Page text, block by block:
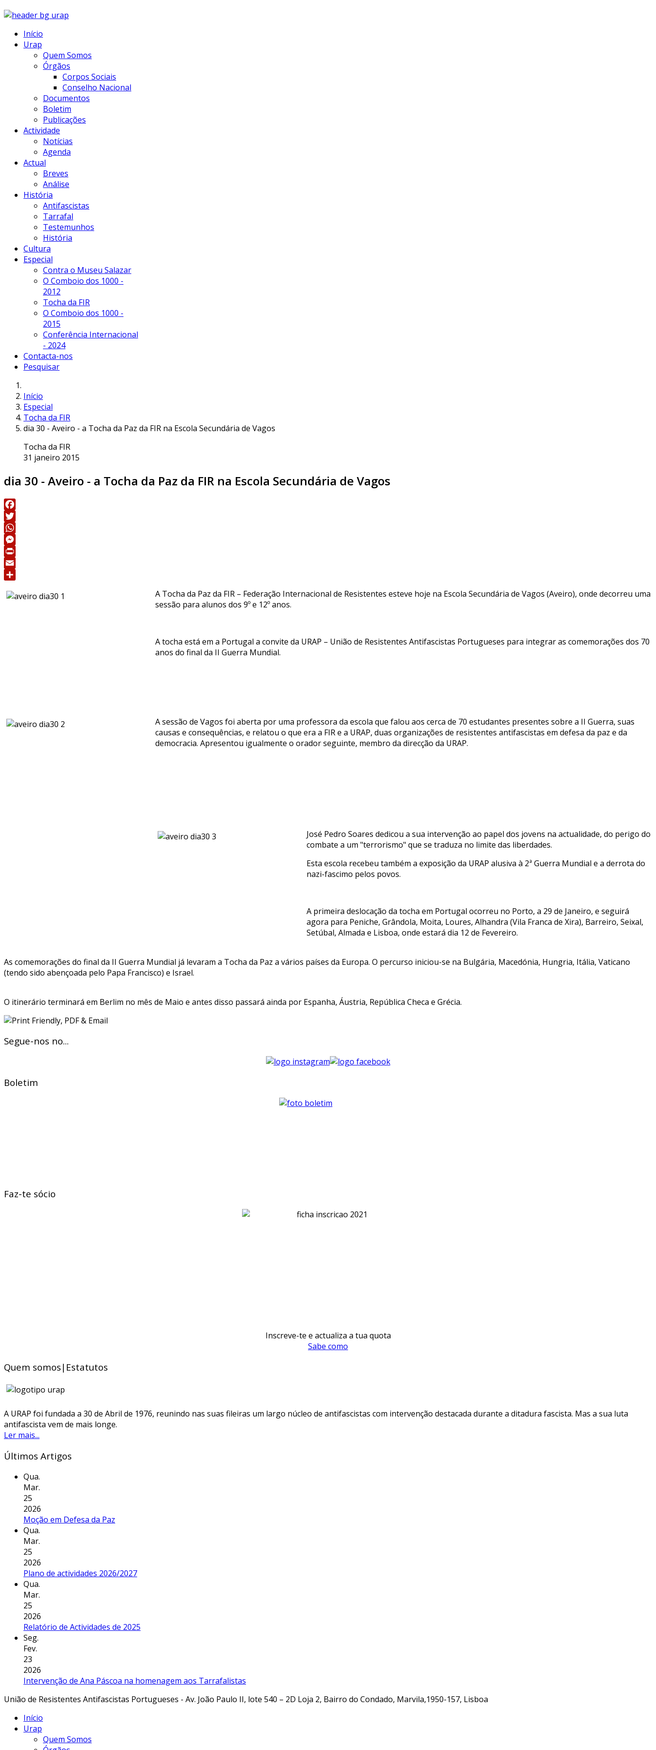
Início
Urap
Quem Somos
Órgãos
Corpos Sociais
Conselho Nacional
Documentos
Boletim
Publicações
Actividade
Notícias
Agenda
Actual
Breves
Análise
História
Antifascistas
Tarrafal
Testemunhos
História
Cultura
Especial
Contra o Museu Salazar
O Comboio dos 1000 -
2012
Tocha da FIR
O Comboio dos 1000 -
2015
Conferência Internacional
- 2024
Contacta-nos
Pesquisar
Início
Especial
Tocha da FIR
dia 30 - Aveiro - a Tocha da Paz da FIR na Escola Secundária de Vagos
Tocha da FIR
31 janeiro 2015
dia 30 - Aveiro - a Tocha da Paz da FIR na Escola Secundária de Vagos
Facebook
Twitter
WhatsApp
Messenger
Print
Email
A Tocha da Paz da FIR – Federação Internacional de Resistentes esteve hoje na Escola Secundária de Vagos (Aveiro), onde decorreu uma
sessão para alunos dos 9º e 12º anos.
A tocha está em a Portugal a convite da URAP – União de Resistentes Antifascistas Portugueses para integrar as comemorações dos 70
anos do final da II Guerra Mundial.
A sessão de Vagos foi aberta por uma professora da escola que falou aos cerca de 70 estudantes presentes sobre a II Guerra, suas
causas e consequências, e relatou o que era a FIR e a URAP, duas organizações de resistentes antifascistas em defesa da paz e da
democracia. Apresentou igualmente o orador seguinte, membro da direcção da URAP.
José Pedro Soares dedicou a sua intervenção ao papel dos jovens na actualidade, do perigo do
combate a um "terrorismo" que se traduza no limite das liberdades.
Esta escola recebeu também a exposição da URAP alusiva à 2ª Guerra Mundial e a derrota do
nazi-fascimo pelos povos.
A primeira deslocação da tocha em Portugal ocorreu no Porto, a 29 de Janeiro, e seguirá
agora para Peniche, Grândola, Moita, Loures, Alhandra (Vila Franca de Xira), Barreiro, Seixal,
Setúbal, Almada e Lisboa, onde estará dia 12 de Fevereiro.
As comemorações do final da II Guerra Mundial já levaram a Tocha da Paz a vários países da Europa. O percurso iniciou-se na Bulgária, Macedónia, Hungria, Itália, Vaticano
(tendo sido abençoada pelo Papa Francisco) e Israel.
O itinerário terminará em Berlim no mês de Maio e antes disso passará ainda por Espanha, Áustria, República Checa e Grécia.
Segue-nos no...
Boletim
Faz-te sócio
Inscreve-te e actualiza a tua quota
Sabe como
Quem somos|Estatutos
A URAP foi fundada a 30 de Abril de 1976, reunindo nas suas fileiras um largo núcleo de antifascistas com intervenção destacada durante a ditadura fascista. Mas a sua luta
antifascista vem de mais longe.
Ler mais...
Últimos Artigos
Qua.
Mar.
25
2026
Moção em Defesa da Paz
Qua.
Mar.
25
2026
Plano de actividades 2026/2027
Qua.
Mar.
25
2026
Relatório de Actividades de 2025
Seg.
Fev.
23
2026
Intervenção de Ana Páscoa na homenagem aos Tarrafalistas
União de Resistentes Antifascistas Portugueses - Av. João Paulo II, lote 540 – 2D Loja 2, Bairro do Condado, Marvila,1950-157, Lisboa
Início
Urap
Quem Somos